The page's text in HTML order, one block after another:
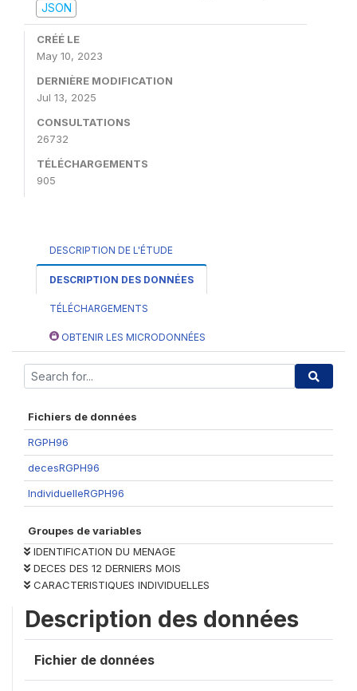
JSON
CRÉÉ LE
May 10, 2023
DERNIÈRE MODIFICATION
Jul 13, 2025
CONSULTATIONS
26732
TÉLÉCHARGEMENTS
905
DESCRIPTION DE L'ÉTUDE
DESCRIPTION DES DONNÉES
TÉLÉCHARGEMENTS
OBTENIR LES MICRODONNÉES
Fichiers de données
RGPH96
decesRGPH96
IndividuelleRGPH96
Groupes de variables
IDENTIFICATION DU MENAGE
DECES DES 12 DERNIERS MOIS
CARACTERISTIQUES INDIVIDUELLES
Description des données
Fichier de données